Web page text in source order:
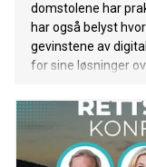
domstolene har
har også belyst
gevinstene av
for sine løsninger